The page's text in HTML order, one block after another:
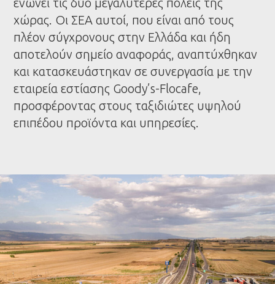
ενώνει τις δύο μεγαλύτερες πόλεις της
χώρας. Οι ΣΕΑ αυτοί, που είναι από τους
πλέον σύγχρονους στην Ελλάδα και ήδη
αποτελούν σημείο αναφοράς, αναπτύχθηκαν
και κατασκευάστηκαν σε συνεργασία με την
εταιρεία εστίασης Goody’s-Flocafe,
προσφέροντας στους ταξιδιώτες υψηλού
επιπέδου προϊόντα και υπηρεσίες.